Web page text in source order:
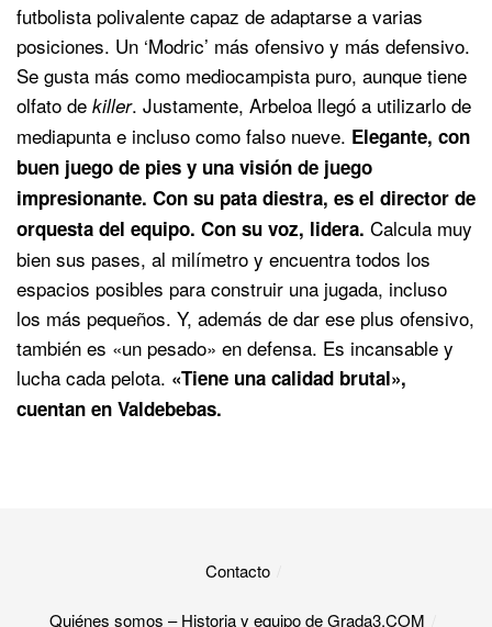
futbolista polivalente capaz de adaptarse a varias
posiciones. Un ‘Modric’ más ofensivo y más defensivo.
Se gusta más como mediocampista puro, aunque tiene
olfato de killer. Justamente, Arbeloa llegó a utilizarlo de
mediapunta e incluso como falso nueve. Elegante, con
buen juego de pies y una visión de juego
impresionante. Con su pata diestra, es el director de
orquesta del equipo. Con su voz, lidera. Calcula muy
bien sus pases, al milímetro y encuentra todos los
espacios posibles para construir una jugada, incluso
los más pequeños. Y, además de dar ese plus ofensivo,
también es «un pesado» en defensa. Es incansable y
lucha cada pelota. «Tiene una calidad brutal»,
cuentan en Valdebebas.
Contacto
Quiénes somos – Historia y equipo de Grada3.COM